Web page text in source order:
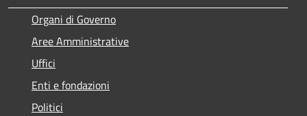
Organi di Governo
Aree Amministrative
Uffici
Enti e fondazioni
Politici